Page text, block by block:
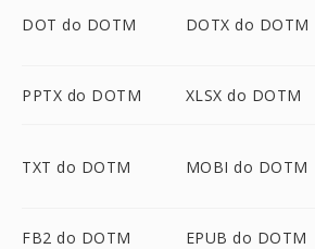
DOT do DOTM DOTX do DOTM
PPTX do DOTM XLSX do DOTM
TXT do DOTM MOBI do DOTM
FB2 do DOTM EPUB do DOTM